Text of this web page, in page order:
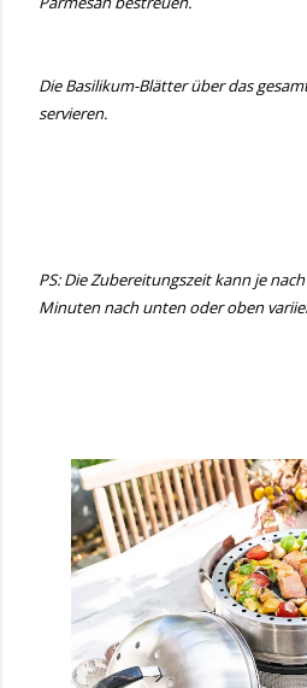
Die Basilikum-Blätter über das
servieren.
PS: Die Zubereitungszeit kann je
Minuten nach unten oder oben